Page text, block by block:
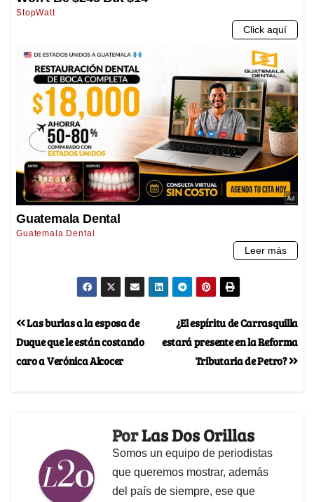
¿El espíritu de Carrasquilla
estará presente en la Reforma
Tributaria de Petro?
Las burlas a la esposa de
Duque que le están costando
caro a Verónica Alcocer
PorLas Dos Orillas
Somos un equipo de periodistas
que queremos mostrar, además
del país de siempre, ese que